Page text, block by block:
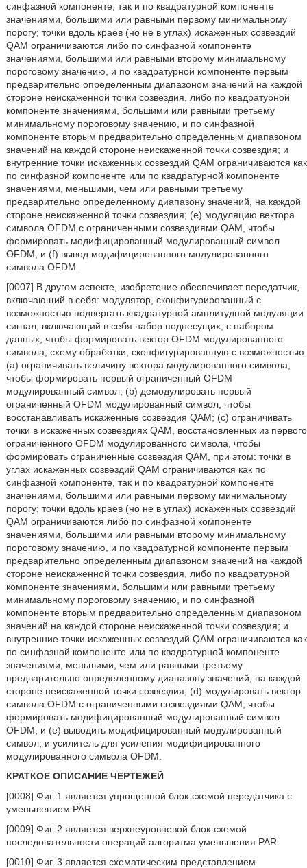
синфазной компоненте, так и по квадратурной компоненте
значениями, большими или равными первому минимальному
порогу; точки вдоль краев (но не в углах) искаженных созвездий
QAM ограничиваются либо по синфазной компоненте
значениями, большими или равными второму минимальному
пороговому значению, и по квадратурной компоненте первым
предварительно определенным диапазоном значений на каждой
стороне неискаженной точки созвездия, либо по квадратурной
компоненте значениями, большими или равными третьему
минимальному пороговому значению, и по синфазной
компоненте вторым предварительно определенным диапазоном
значений на каждой стороне неискаженной точки созвездия; и
внутренние точки искаженных созвездий QAM ограничиваются как
по синфазной компоненте или по квадратурной компоненте
значениями, меньшими, чем или равными третьему
предварительно определенному диапазону значений, на каждой
стороне неискаженной точки созвездия; (e) модуляцию вектора
символа OFDM с ограниченными созвездиями QAM, чтобы
формировать модифицированный модулированный символ
OFDM; и (f) вывод модифицированного модулированного
символа OFDM.
[0007] В другом аспекте, изобретение обеспечивает передатчик,
включающий в себя: модулятор, сконфигурированный с
возможностью подвергать квадратурной амплитудной модуляции
сигнал, включающий в себя набор поднесущих, с набором
данных, чтобы формировать вектор OFDM модулированного
символа; схему обработки, сконфигурированную с возможностью
(a) ограничивать величину вектора модулированного символа,
чтобы формировать первый ограниченный OFDM
модулированный символ; (b) демодулировать первый
ограниченный OFDM модулированный символ, чтобы
восстанавливать искаженные созвездия QAM; (c) ограничивать
точки в искаженных созвездиях QAM, восстановленных из первого
ограниченного OFDM модулированного символа, чтобы
формировать ограниченные созвездия QAM, при этом: точки в
углах искаженных созвездий QAM ограничиваются как по
синфазной компоненте, так и по квадратурной компоненте
значениями, большими или равными первому минимальному
порогу; точки вдоль краев (но не в углах) искаженных созвездий
QAM ограничиваются либо по синфазной компоненте
значениями, большими или равными второму минимальному
пороговому значению, и по квадратурной компоненте первым
предварительно определенным диапазоном значений на каждой
стороне неискаженной точки созвездия, либо по квадратурной
компоненте значениями, большими или равными третьему
минимальному пороговому значению, и по синфазной
компоненте вторым предварительно определенным диапазоном
значений на каждой стороне неискаженной точки созвездия; и
внутренние точки искаженных созвездий QAM ограничиваются как
по синфазной компоненте или по квадратурной компоненте
значениями, меньшими, чем или равными третьему
предварительно определенному диапазону значений, на каждой
стороне неискаженной точки созвездия; (d) модулировать вектор
символа OFDM с ограниченными созвездиями QAM, чтобы
формировать модифицированный модулированный символ
OFDM; и (e) выводить модифицированный модулированный
символ; и усилитель для усиления модифицированного
модулированного символа OFDM.
КРАТКОЕ ОПИСАНИЕ ЧЕРТЕЖЕЙ
[0008] Фиг. 1 является упрощенной блок-схемой передатчика с
уменьшением PAR.
[0009] Фиг. 2 является верхнеуровневой блок-схемой
последовательности операций алгоритма уменьшения PAR.
[0010] Фиг. 3 является схематическим представлением